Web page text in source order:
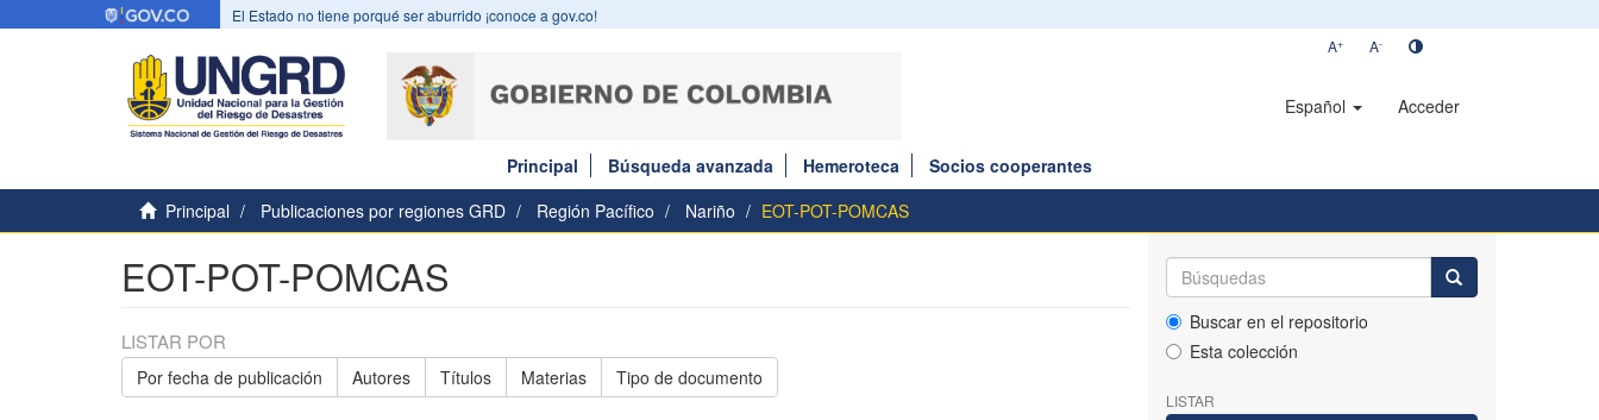
El Estado no tiene porqué ser aburrido ¡conoce a gov.co!
A+ A-
Español Acceder
Principal Búsqueda avanzada Hemeroteca
Socios cooperantes
Principal
Publicaciones por regiones GRD Región Pacífico Nariño EOT-POT-POMCAS
EOT-POT-POMCAS
LISTAR POR
Por fecha de publicación Autores Títulos Materias Tipo de documento
Buscar en el repositorio
Esta colección
LISTAR